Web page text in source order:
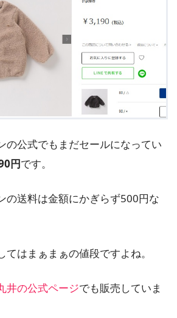
の公式でもまだセールになってい
円です。
の送料は金額にかぎらず500円な
はまぁまぁの値段ですよね。
井の公式ページでも販売していま